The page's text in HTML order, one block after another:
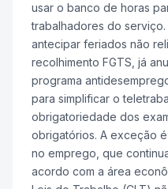
usar o banco de horas
trabalhadores do
antecipar feriados não
recolhimento FGTS, já
programa
para simplificar o
obrigatoriedade dos
obrigatórios. A exceção
no emprego, que
acordo com a área